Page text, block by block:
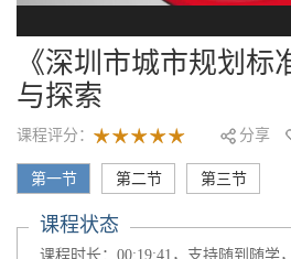
《深圳市城市规划标
与探索
课程评分： 分享
第一节 第二节 第三节
课程状态
课程时长：00:19:41，支持随到随学